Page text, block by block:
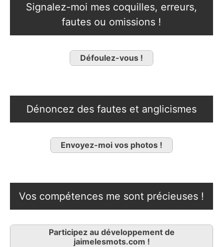
Signalez-moi mes coquilles, erreurs,
fautes ou omissions !
Défoulez-vous !
Dénoncez des fautes et anglicismes
Envoyez-moi vos photos !
Vos compétences me sont précieuses !
Participez au développement de
jaimelesmots.com !